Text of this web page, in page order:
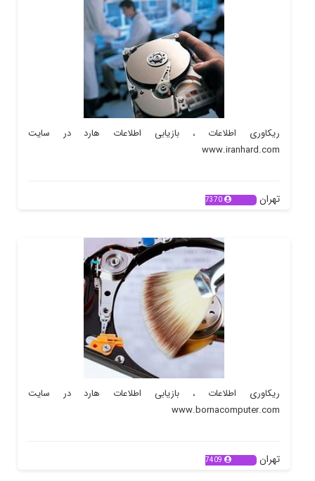
ریکاوری اطلاعات ، بازیابی اطلاعات هارد در سایت
www.iranhard.com
تهران 7370
ریکاوری اطلاعات ، بازیابی اطلاعات هارد در سایت
www.bornacomputer.com
تهران 7409